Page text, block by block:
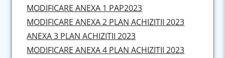
MODIFICARE ANEXA 1 PAP2023
MODIFICARE ANEXA 2 PLAN ACHIZITII 2023
ANEXA 3 PLAN ACHIZITII 2023
MODIFICARE ANEXA 4 PLAN ACHIZITII 2023